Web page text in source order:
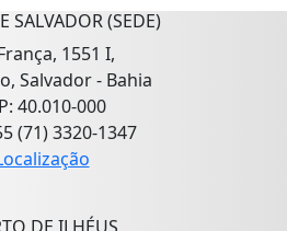
SALVADOR (SEDE)
1551 I,
Salvador - Bahia
40.010-000
(71) 3320-1347